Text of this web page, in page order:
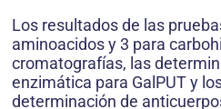
Los resultados de las
aminoacidos y 3 para
cromatografías, las
enzimática para GalPUT y
determinación de